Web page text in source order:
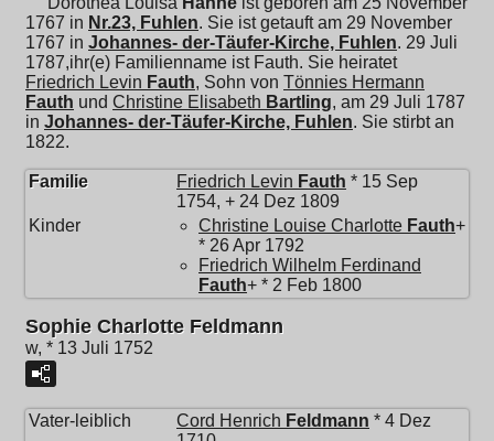
1767 in Nr.23, Fuhlen. Sie ist getauft am 29 November
1767 in Johannes- der-Täufer-Kirche, Fuhlen. 29 Juli
1787,ihr(e) Familienname ist Fauth. Sie heiratet
Friedrich Levin Fauth, Sohn von Tönnies Hermann
Fauth und Christine Elisabeth Bartling, am 29 Juli 1787
in Johannes- der-Täufer-Kirche, Fuhlen. Sie stirbt an
1822.
Familie Friedrich Levin Fauth * 15 Sep
1754, + 24 Dez 1809
Kinder
Christine Louise Charlotte Fauth+
* 26 Apr 1792
Friedrich Wilhelm Ferdinand
Fauth+ * 2 Feb 1800
Sophie Charlotte Feldmann
w, * 13 Juli 1752
Vater-leiblich Cord Henrich Feldmann * 4 Dez